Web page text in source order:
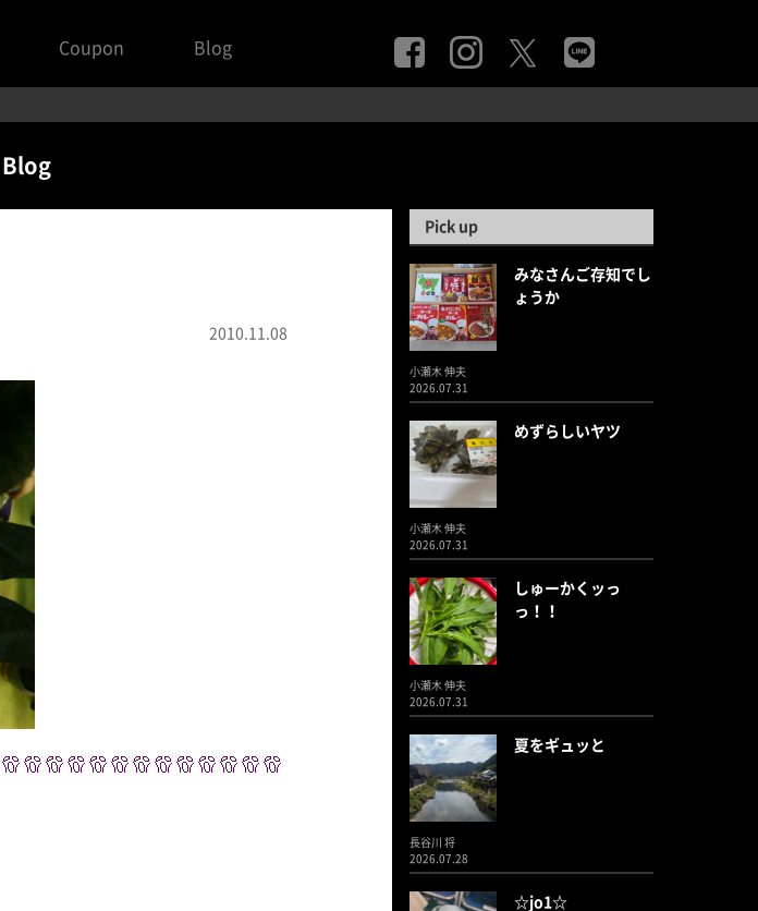
Coupon Blog
Blog
2010.11.08
Pick up
みなさんご存知でし
ょうか
小瀬木 伸夫
2026.07.31
めずらしいヤツ
小瀬木 伸夫
2026.07.31
しゅーかくッっ
っ！！
小瀬木 伸夫
2026.07.31
夏をギュッと
長谷川 将
2026.07.28
☆jo1☆